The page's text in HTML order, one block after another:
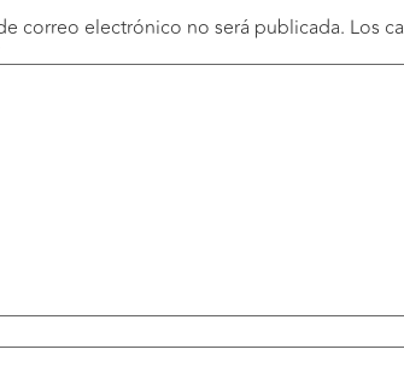
correo electrónico no será publicada. Los